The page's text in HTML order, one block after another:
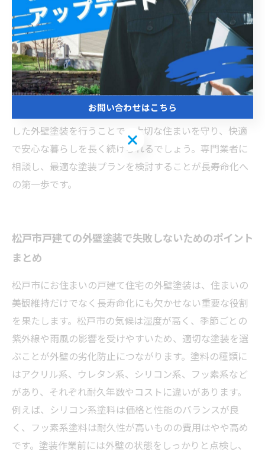
類によって特性が異なり、耐久年数や機能性に差が出ま
す。例えば、シリコン塗料はコストパフォーマンスに優
れ、耐候性も高いことから多くの戸建て住宅で選ばれて
います。一方、フッ素塗料は耐久性が非常に高く、長期
間の保護を求める方におすすめです。塗り替え時期の目
安は約10年ですが、塗り替えを怠ると外壁の劣化が進
み、補修費用が増大してしまいます。松戸市の環境に適
した外壁塗装を行うことで、大切な住まいを守り、快適
で安心な暮らしを長く続けられるでしょう。専門業者に
相談し、最適な塗装プランを検討することが長寿命化へ
の第一歩です。
松戸市戸建ての外壁塗装で失敗しないためのポイント
まとめ
松戸市にお住まいの戸建て住宅の外壁塗装は、住まいの
美観維持だけでなく長寿命化にも欠かせない重要な役割
を果たします。松戸市の気候は湿度が高く、季節ごとの
紫外線や雨風の影響を受けやすいため、適切な塗装を選
ぶことが外壁の劣化防止につながります。塗料の種類に
はアクリル系、ウレタン系、シリコン系、フッ素系など
があり、それぞれ耐久年数やコストに違いがあります。
例えば、シリコン系塗料は価格と性能のバランスが良
く、フッ素系塗料は耐久性が高いものの費用はやや高め
です。塗装作業前には外壁の状態をしっかりと点検し、
お問い合わせはこちら
お問い合わせはこちら